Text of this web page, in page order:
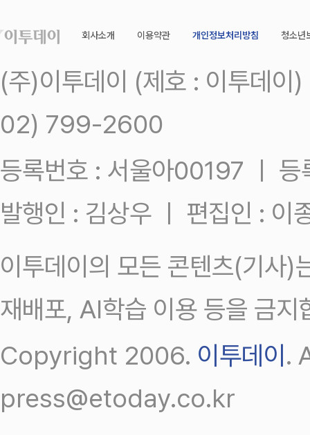
회사소개 이용약관 개인정보처리방침 청소년
(주)이투데이 (제호 : 이투데
02) 799-2600
등록번호 : 서울아00197 ㅣ
발행인 : 김상우 ㅣ 편집인 : 이
이투데이의 모든 콘텐츠(기사)
재배포, AI학습 이용 등을 금지
Copyright 2006. 이투데이 .
press@etoday.co.kr